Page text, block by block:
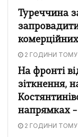
Туреччина
2 ГОДИНИ ТОМУ
На фронті
зіткнення,
напрямках
2 ГОДИНИ ТОМУ